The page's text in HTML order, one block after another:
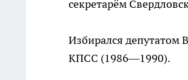
секретарём
Избирался
КПСС (1986—1990).